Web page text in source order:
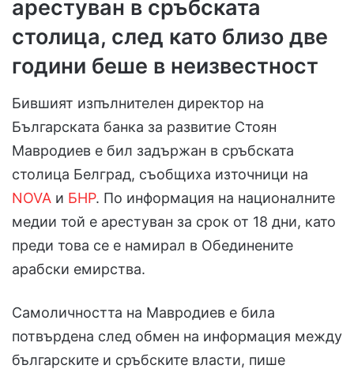
арестуван в сръбската
столица, след като близо две
години беше в неизвестност
Бившият изпълнителен директор на
Българската банка за развитие Стоян
Мавродиев е бил задържан в сръбската
столица Белград, съобщиха източници на
NOVA и БНР. По информация на националните
медии той е арестуван за срок от 18 дни, като
преди това се е намирал в Обединените
арабски емирства.
Самоличността на Мавродиев е била
потвърдена след обмен на информация между
българските и сръбските власти, пише